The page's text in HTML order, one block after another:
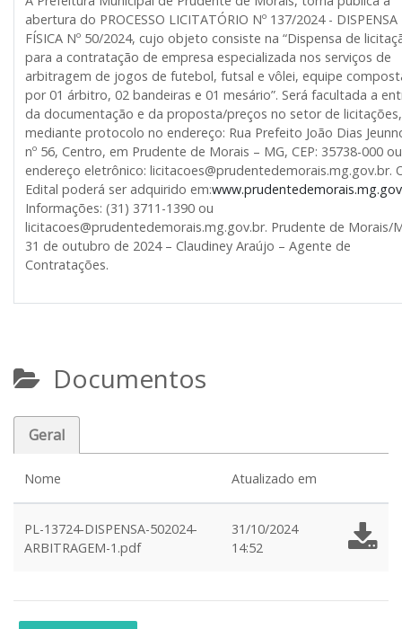
abertura do PROCESSO LICITATÓRIO Nº 137/2024 - DISPENSA
FÍSICA Nº 50/2024, cujo objeto consiste na “Dispensa de
para a contratação de empresa especializada nos serviços de
arbitragem de jogos de futebol, futsal e vôlei, equipe
por 01 árbitro, 02 bandeiras e 01 mesário”. Será facultada a
da documentação e da proposta/preços no setor de licitações,
mediante protocolo no endereço: Rua Prefeito João Dias
nº 56, Centro, em Prudente de Morais – MG, CEP: 35738-000
endereço eletrônico: licitacoes@prudentedemorais.mg.gov.br.
Edital poderá ser adquirido em:
Informações: (31) 3711-1390 ou
licitacoes@prudentedemorais.mg.gov.br. Prudente de Morais/
31 de outubro de 2024 – Claudiney Araújo – Agente de
Contratações.
Documentos
Geral
Nome Atualizado em
PL-13724-DISPENSA-502024-
ARBITRAGEM-1.pdf
31/10/2024
14:52